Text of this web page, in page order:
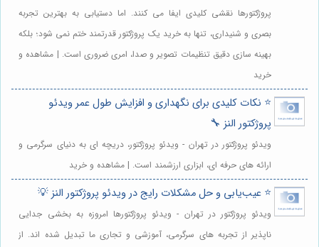
پروژکتورها نقشی کلیدی ایفا می کنند. اما دستیابی به بهترین تجربه
بصری و شنیداری، تنها به خرید یک پروژکتور قدرتمند ختم نمی شود؛ بلکه
بهینه سازی دقیق تنظیمات تصویر و صدا، امری ضروری است. | مشاهده و
خرید
⭐️ نکات کلیدی برای نگهداری و افزایش طول عمر ویدئو
پروژکتور النز 🔧
ویدئو پروژکتور در تهران - ویدئو پروژکتور، دریچه ای به دنیای سرگرمی و
ارائه های حرفه ای، ابزاری ارزشمند است. | مشاهده و خرید
⭐️ عیب‌یابی و حل مشکلات رایج در ویدئو پروژکتور النز 💡
ویدئو پروژکتور در تهران - ویدئو پروژکتورها امروزه به بخشی جدایی
ناپذیر از تجربه های سرگرمی، آموزشی و تجاری ما تبدیل شده اند. از